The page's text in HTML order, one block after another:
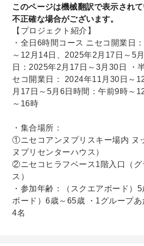
このページは機械翻訳で表示され
不正確な場合がございます。
【プロジェクト紹介】
・全日6時間コース ニセコ開業日
～12月14日、2025年2月17日～5
日：2025年2月17日～3月30日 ・
セコ開業日： 2024年11月30日～
月17日～5月6日時間：午前9時～
～16時
・集合場所：
①ニセコアンヌプリスキー場内 ヌ
ヌプリセンターハウス）
②ニセコヒラフベース1階入口（グ
ス）
・参加年齢：（スクエアボード）
ボード）6歳～65歳 ・1グループあ
4名